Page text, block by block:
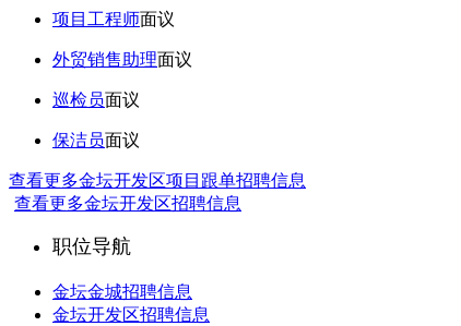
项目工程师面议
外贸销售助理面议
巡检员面议
保洁员面议
查看更多金坛开发区项目跟单招聘信息
查看更多金坛开发区招聘信息
职位导航
金坛金城招聘信息
金坛开发区招聘信息